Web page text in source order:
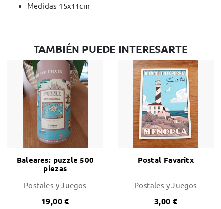
Medidas 15x11cm
TAMBIÉN PUEDE INTERESARTE
Baleares: puzzle 500
piezas
Postales y Juegos
19,00 €
Postal Favaritx
Postales y Juegos
3,00 €